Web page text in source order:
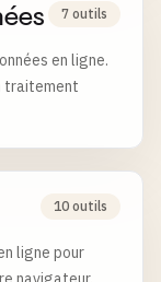
7 outils
en ligne.
traitement
10 outils
ligne pour